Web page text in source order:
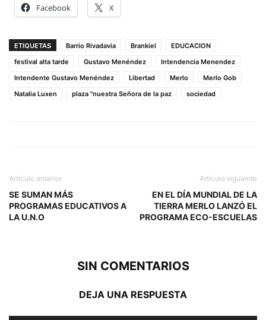
Facebook X
ETIQUETAS Barrio Rivadavia Brankiel
EDUCACION
festival alta tarde
Gustavo Menéndez
Intendencia Menendez
Intendente Gustavo Menéndez
Libertad Merlo
Merlo Gob
Natalia Luxen
plaza "nuestra Señora de la paz sociedad
Artículo anterior
SE SUMAN MÁS
PROGRAMAS EDUCATIVOS A
LA U.N.O
Artículo siguiente
EN EL DÍA MUNDIAL DE LA
TIERRA MERLO LANZÓ EL
PROGRAMA ECO-ESCUELAS
SIN COMENTARIOS
DEJA UNA RESPUESTA